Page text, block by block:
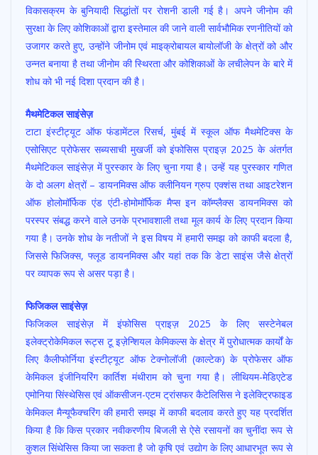
विकासक्रम के बुनियादी सिद्धांतों पर रोशनी डाली गई है। अपने जीनोम की
सुरक्षा के लिए कोशिकाओं द्वारा इस्तेमाल की जाने वाली सार्वभौमिक रणनीतियों को
उजागर करते हुए, उन्होंने जीनोम एवं माइक्रोबायल बायोलॉजी के क्षेत्रों को और
उन्नत बनाया है तथा जीनोम की स्थिरता और कोशिकाओं के लचीलेपन के बारे में
शोध को भी नई दिशा प्रदान की है।
मैथमेटिकल साइंसेज़
टाटा इंस्टीट्यूट ऑफ फंडामेंटल रिसर्च, मुंबई में स्कूल ऑफ मैथमेटिक्स के
एसोसिएट प्रोफेसर सब्यसाची मुखर्जी को इंफोसिस प्राइज़ 2025 के अंतर्गत
मैथमेटिकल साइंसेज़ में पुरस्कार के लिए चुना गया है। उन्हें यह पुरस्कार गणित
के दो अलग क्षेत्रों – डायनमिक्स ऑफ क्लीनियन ग्रुप एक्शंस तथा आइटरेशन
ऑफ होलोमॉर्फिक एंड एंटी-होमोमॉर्फिक मैप्स इन कॉम्प्लैक्स डायनमिक्स को
परस्पर संबद्ध करने वाले उनके प्रभावशाली तथा मूल कार्य के लिए प्रदान किया
गया है। उनके शोध के नतीजों ने इस विषय में हमारी समझ को काफी बदला है,
जिससे फिजिक्स, फ्लूड डायनमिक्स और यहां तक कि डेटा साइंस जैसे क्षेत्रों
पर व्यापक रूप से असर पड़ा है।
फिजिकल साइंसेज़
फिजिकल साइंसेज़ में इंफोसिस प्राइज़ 2025 के लिए सस्टेनेबल
इलेक्ट्रोकेमिकल रूट्स टू इज़ेन्शियल केमिकल्स के क्षेत्र में पुरोधात्मक कार्यों के
लिए कैलीफोर्निया इंस्टीट्यूट ऑफ टेक्नोलॉजी (काल्टेक) के प्रोफेसर ऑफ
केमिकल इंजीनियरिंग कार्तिश मंथीराम को चुना गया है। लीथियम-मेडिएटेड
एमोनिया सिंस्थेसिस एवं ऑकसीजन-एटम ट्रांसफर कैटेलिसिस ने इलेक्ट्रिफाइड
केमिकल मैन्यूफैक्चरिंग की हमारी समझ में काफी बदलाव करते हुए यह प्रदर्शित
किया है कि किस प्रकार नवीकरणीय बिजली से ऐसे रसायनों का चुनींदा रूप से
कुशल सिंथेसिस किया जा सकता है जो कृषि एवं उद्योग के लिए आधारभूत रूप से